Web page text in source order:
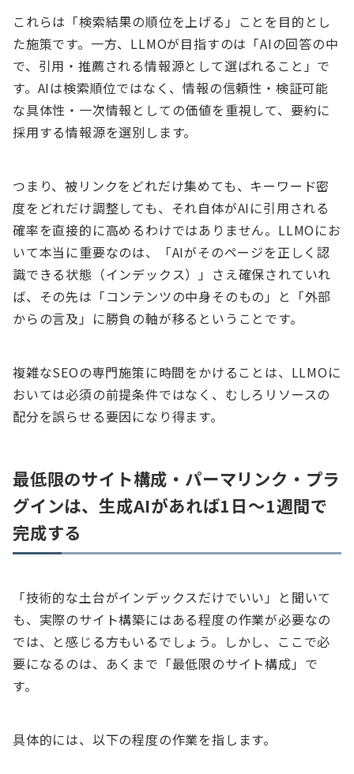
これらは「検索結果の順位を上げる」ことを目的とし
た施策です。一方、LLMOが目指すのは「AIの回答の中
で、引用・推薦される情報源として選ばれること」で
す。AIは検索順位ではなく、情報の信頼性・検証可能
な具体性・一次情報としての価値を重視して、要約に
採用する情報源を選別します。
つまり、被リンクをどれだけ集めても、キーワード密
度をどれだけ調整しても、それ自体がAIに引用される
確率を直接的に高めるわけではありません。LLMOにお
いて本当に重要なのは、「AIがそのページを正しく認
識できる状態（インデックス）」さえ確保されていれ
ば、その先は「コンテンツの中身そのもの」と「外部
からの言及」に勝負の軸が移るということです。
複雑なSEOの専門施策に時間をかけることは、LLMOに
おいては必須の前提条件ではなく、むしろリソースの
配分を誤らせる要因になり得ます。
最低限のサイト構成・パーマリンク・プラ
グインは、生成AIがあれば1日〜1週間で
完成する
「技術的な土台がインデックスだけでいい」と聞いて
も、実際のサイト構築にはある程度の作業が必要なの
では、と感じる方もいるでしょう。しかし、ここで必
要になるのは、あくまで「最低限のサイト構成」で
す。
具体的には、以下の程度の作業を指します。